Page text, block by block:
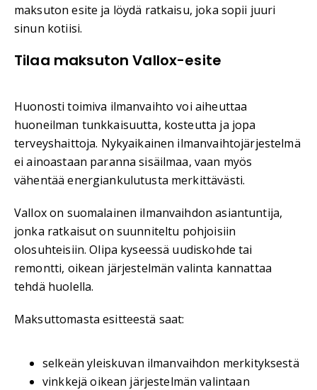
maksuton esite ja löydä ratkaisu, joka sopii juuri
sinun kotiisi.
Tilaa maksuton Vallox-esite
Huonosti toimiva ilmanvaihto voi aiheuttaa
huoneilman tunkkaisuutta, kosteutta ja jopa
terveyshaittoja. Nykyaikainen ilmanvaihtojärjestelmä
ei ainoastaan paranna sisäilmaa, vaan myös
vähentää energiankulutusta merkittävästi.
Vallox on suomalainen ilmanvaihdon asiantuntija,
jonka ratkaisut on suunniteltu pohjoisiin
olosuhteisiin. Olipa kyseessä uudiskohde tai
remontti, oikean järjestelmän valinta kannattaa
tehdä huolella.
Maksuttomasta esitteestä saat:
selkeän yleiskuvan ilmanvaihdon merkityksestä
vinkkejä oikean järjestelmän valintaan